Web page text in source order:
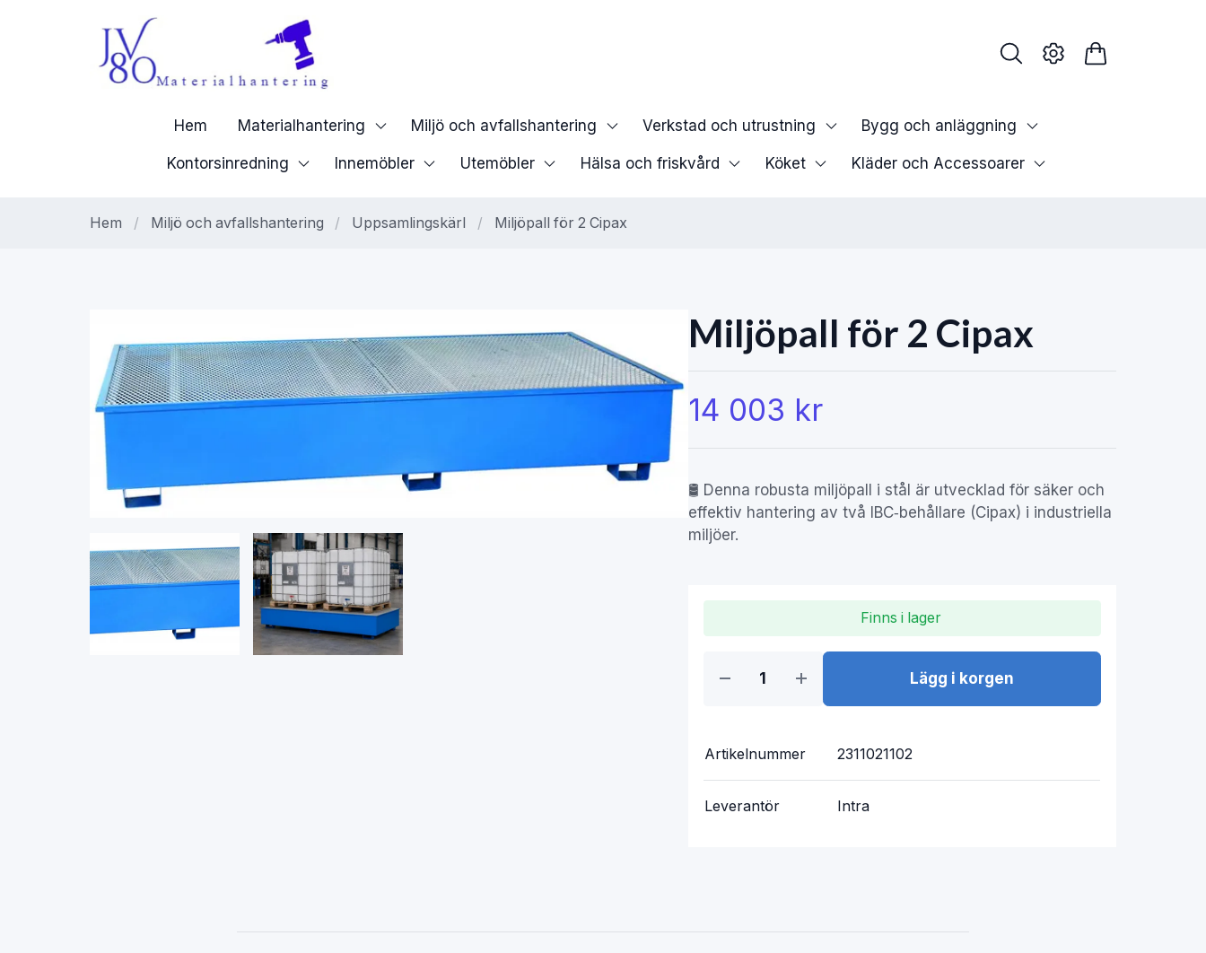
Hem Materialhantering Miljö och avfallshantering Verkstad och utrustning Bygg och anläggning
Kontorsinredning Innemöbler Utemöbler Hälsa och friskvård Köket Kläder och Accessoarer
Hem / Miljö och avfallshantering / Uppsamlingskärl / Miljöpall för 2 Cipax
Miljöpall för 2 Cipax
14 003 kr
🛢️ Denna robusta miljöpall i stål är utvecklad för säker och
effektiv hantering av två IBC‑behållare (Cipax) i industriella
miljöer.
Finns i lager
Lägg i korgen
Artikelnummer 2311021102
Leverantör Intra